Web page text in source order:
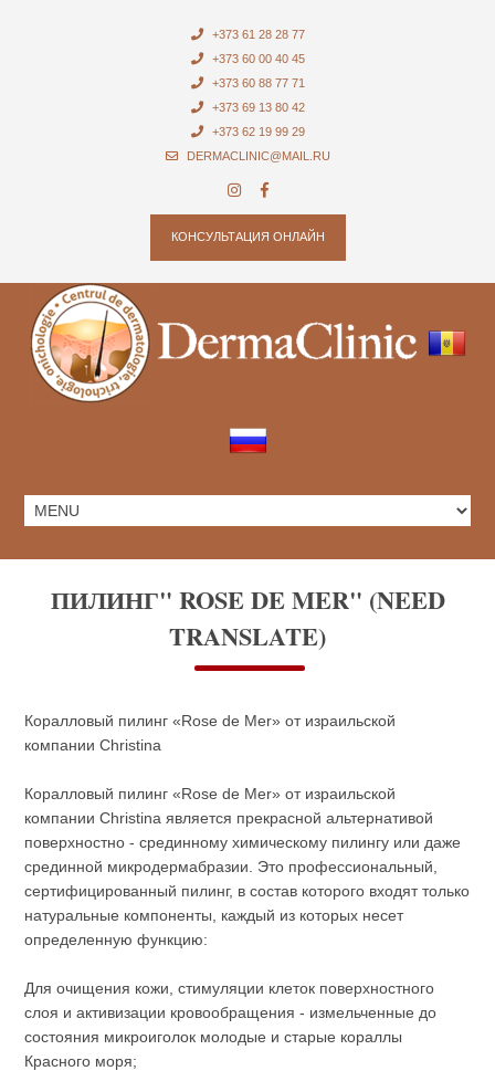
+373 61 28 28 77
+373 60 00 40 45
+373 60 88 77 71
+373 69 13 80 42
+373 62 19 99 29
DERMACLINIC@MAIL.RU
КОНСУЛЬТАЦИЯ ОНЛАЙН
ПИЛИНГ" ROSE DE MER" (NEED
TRANSLATE)
Коралловый пилинг «Rose de Mer» от израильской
компании Christina
Коралловый пилинг «Rose de Mer» от израильской
компании Christina является прекрасной альтернативой
поверхностно - срединному химическому пилингу или даже
срединной микродермабразии. Это профессиональный,
сертифицированный пилинг, в состав которого входят только
натуральные компоненты, каждый из которых несет
определенную функцию:
Для очищения кожи, стимуляции клеток поверхностного
слоя и активизации кровообращения - измельченные до
состояния микроиголок молодые и старые кораллы
Красного моря;